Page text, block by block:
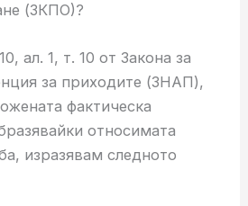
(ЗКПО)?
ал. 1, т. 10 от Закона за
за приходите (ЗНАП),
фактическа
относимата
изразявам следното